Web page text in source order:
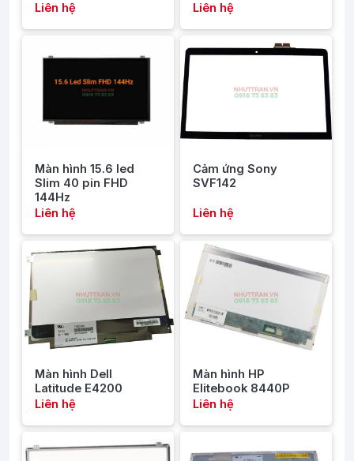
Liên hệ
Liên hệ
Màn hình 15.6 led
Slim 40 pin FHD
144Hz
Liên hệ
Cảm ứng Sony
SVF142
Liên hệ
Màn hình Dell
Latitude E4200
Liên hệ
Màn hình HP
Elitebook 8440P
Liên hệ